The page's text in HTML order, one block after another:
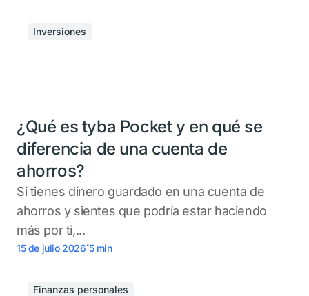
Inversiones
¿Qué es tyba Pocket y en qué se
diferencia de una cuenta de
ahorros?
Si tienes dinero guardado en una cuenta de
ahorros y sientes que podría estar haciendo
más por ti,...
15 de julio 2026.5 min
Finanzas personales